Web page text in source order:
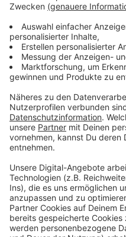
Weitere Infos und
Anzeige
Die Absage der SPD
Die Operndiskussion
Rosenmontagszug
Juni 2023: Stadtrat
Standort Heine-Allee
Anzeige